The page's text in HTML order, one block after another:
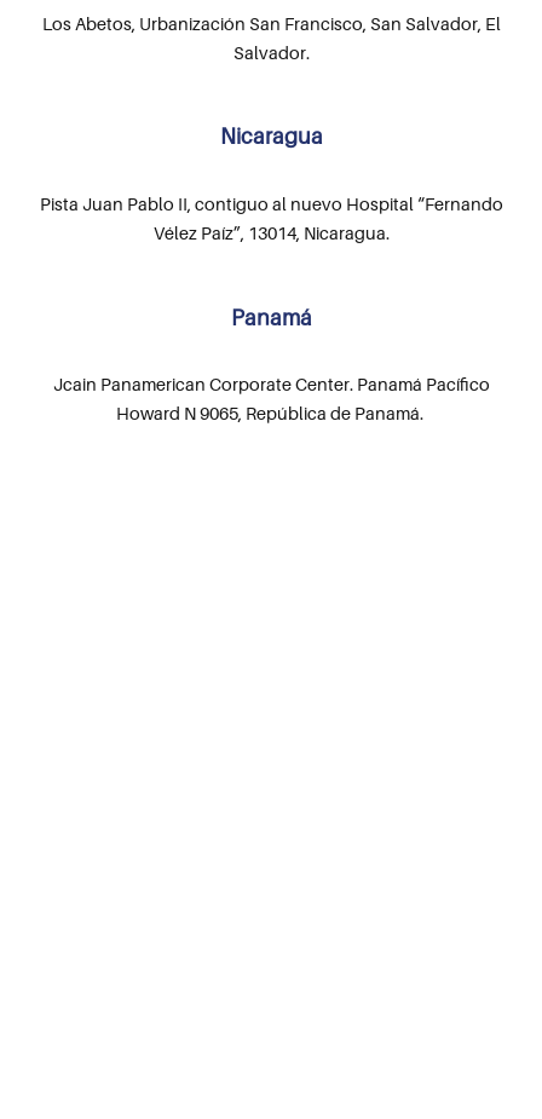
Los Abetos, Urbanización San Francisco, San Salvador, El
Salvador.
Nicaragua
Pista Juan Pablo II, contiguo al nuevo Hospital “Fernando
Vélez Paíz”, 13014, Nicaragua.
Panamá
Jcain Panamerican Corporate Center. Panamá Pacífico
Howard N 9065, República de Panamá.